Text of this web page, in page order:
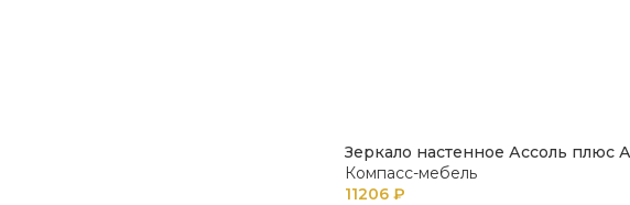
Зеркало настенное Ассоль плюс
Компасс-мебель
11206 ₽